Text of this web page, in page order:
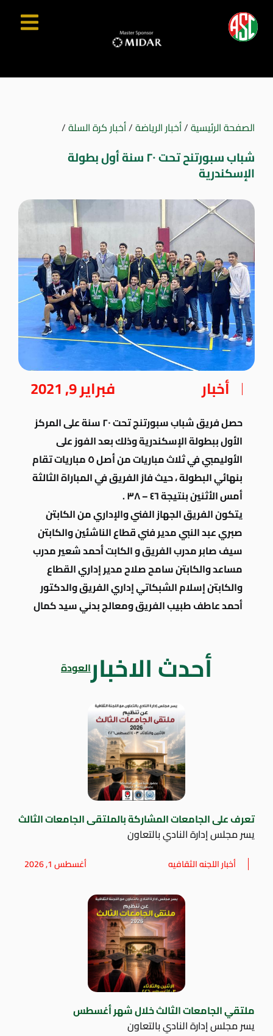
الصفحة الرئيسية/أخبار الرياضة/أخبار كرة السلة/
شباب سبورتنح تحت ٢٠ سنة أول بطولة
الإسكندرية
أخبار فبراير 9, 2021
حصل فريق شباب سبورتنج تحت ٢٠ سنة على المركز
الأول ببطولة الإسكندرية وذلك بعد الفوز على
الأوليمبي في ثلاث مباريات من أصل ٥ مباريات تقام
بنهائي البطولة ، حيث فاز الفريق في المباراة الثالثة
أمس الأثنين بنتيجة ٤٦ – ٣٨ .
يتكون الفريق الجهاز الفني والإداري من الكابتن
صبري عبد النبي مدير فني قطاع الناشئين والكابتن
سيف صابر مدرب الفريق و الكابت أحمد شعير مدرب
مساعد والكابتن سامح صلاح مدير إداري القطاع
والكابتن إسلام الشبكاتي إداري الفريق والدكتور
أحمد عاطف طبيب الفريق ومعالج بدني سيد كمال
أحدث الاخبارالعودة
تعرف على الجامعات المشاركة بالملتقى الجامعات الثالث
يسر مجلس إدارة النادي بالتعاون
أخبار اللجنه الثقافيه أغسطس 1, 2026
ملتقي الجامعات الثالث خلال شهر أغسطس
يسر مجلس إدارة النادي بالتعاون